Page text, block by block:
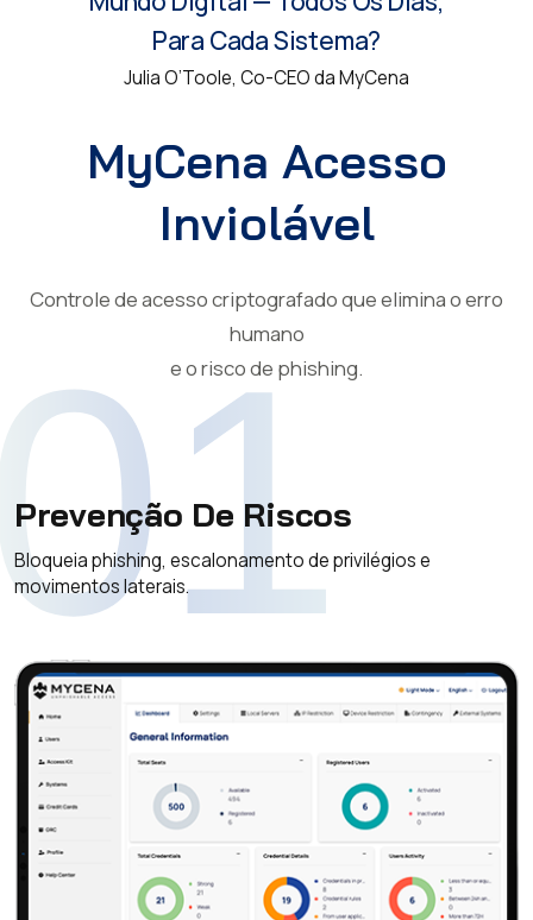
Para Cada Sistema?
Julia O’Toole, Co-CEO da MyCena
MyCena Acesso
Inviolável
Controle de acesso criptografado que elimina o erro
humano
e o risco de phishing.
Prevenção De Riscos
Bloqueia phishing, escalonamento de privilégios e
movimentos laterais.